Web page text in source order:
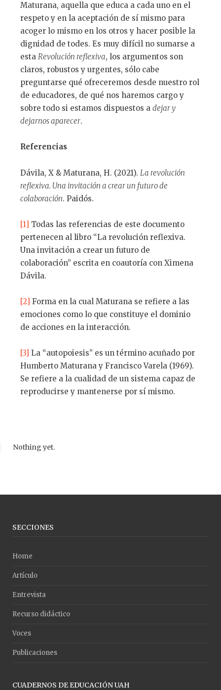
Maturana, aquella que educa a cada uno en el
respeto y en la aceptación de sí mismo para
acoger lo mismo en los otros y hacer posible la
dignidad de todes. Es muy difícil no sumarse a
esta Revolución reflexiva, los argumentos son
claros, robustos y urgentes, sólo cabe
preguntarse qué ofreceremos desde nuestro rol
de educadores, de qué nos haremos cargo y
sobre todo si estamos dispuestos a dejar y
dejarnos aparecer.
Referencias
Dávila, X & Maturana, H. (2021). La revolución
reflexiva. Una invitación a crear un futuro de
colaboración. Paidós.
[1] Todas las referencias de este documento
pertenecen al libro “La revolución reflexiva.
Una invitación a crear un futuro de
colaboración” escrita en coautoría con Ximena
Dávila.
[2] Forma en la cual Maturana se refiere a las
emociones como lo que constituye el dominio
de acciones en la interacción.
[3] La “autopoiesis” es un término acuñado por
Humberto Maturana y Francisco Varela (1969).
Se refiere a la cualidad de un sistema capaz de
reproducirse y mantenerse por sí mismo.
Nothing yet.
SECCIONES
Home
Artículo
Entrevista
Recurso didáctico
Voces
Publicaciones
CUADERNOS DE EDUCACIÓN UAH